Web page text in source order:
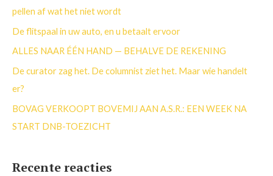
a
a
r
pellen af wat het niet wordt
De flitspaal in uw auto, en u betaalt ervoor
ALLES NAAR ÉÉN HAND — BEHALVE DE REKENING
De curator zag het. De columnist ziet het. Maar wie handelt
er?
BOVAG VERKOOPT BOVEMIJ AAN A.S.R.: EEN WEEK NA
START DNB-TOEZICHT
Recente reacties